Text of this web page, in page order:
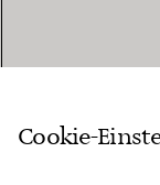
KUNDENSERVICE
Cookie-